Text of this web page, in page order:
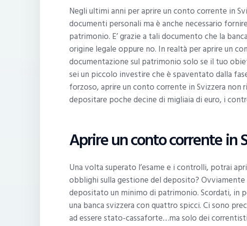
Negli ultimi anni per aprire un conto corrente in
documenti personali ma è anche necessario
patrimonio. E’ grazie a tali documento che la
origine legale oppure no. In realtà per aprire un
documentazione sul patrimonio solo se il tuo
sei un piccolo investire che è spaventato dalla
forzoso, aprire un conto corrente in Svizzera
depositare poche decine di migliaia di euro, i
Aprire un conto corrente in
Una volta superato l’esame e i controlli, potrai
obblighi sulla gestione del deposito?
depositato un minimo di patrimonio. Scordati, in
una banca svizzera con quattro spicci. Ci sono
ad essere stato-cassaforte…ma solo dei